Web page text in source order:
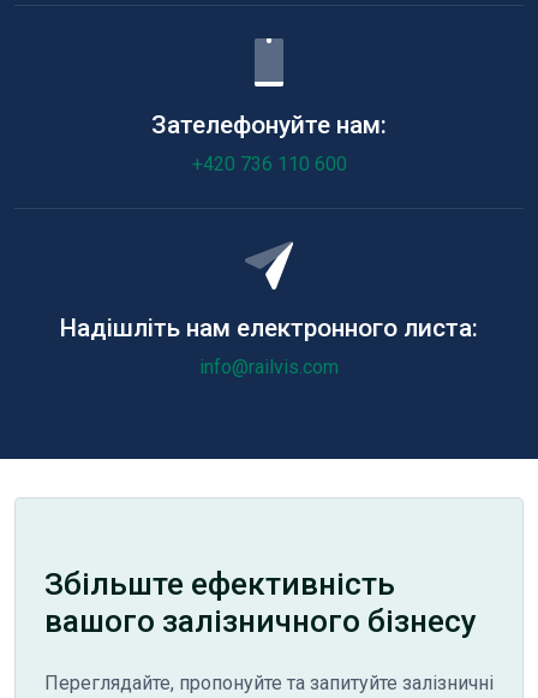
Зателефонуйте нам:
+420 736 110 600
Надішліть нам електронного листа:
info@railvis.com
Збільште ефективність
вашого залізничного бізнесу
Переглядайте, пропонуйте та запитуйте залізничні